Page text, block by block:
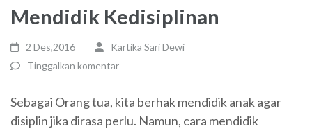
Mendidik Kedisiplinan
2 Des,2016
Kartika Sari Dewi
Tinggalkan komentar
Sebagai Orang tua, kita berhak mendidik anak agar
disiplin jika dirasa perlu. Namun, cara mendidik